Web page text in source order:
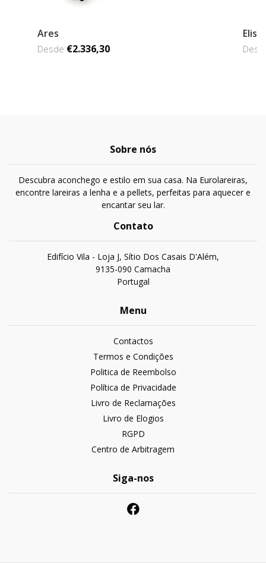
Ares
Desde €2.336,30
Elisa
Sobre nós
Descubra aconchego e estilo em sua casa. Na Eurolareiras,
encontre lareiras a lenha e a pellets, perfeitas para aquecer e
encantar seu lar.
Contato
Edifício Vila - Loja J, Sítio Dos Casais D'Além,
9135-090 Camacha
Portugal
Menu
Contactos
Termos e Condições
Politica de Reembolso
Política de Privacidade
Livro de Reclamações
Livro de Elogios
RGPD
Centro de Arbitragem
Siga-nos